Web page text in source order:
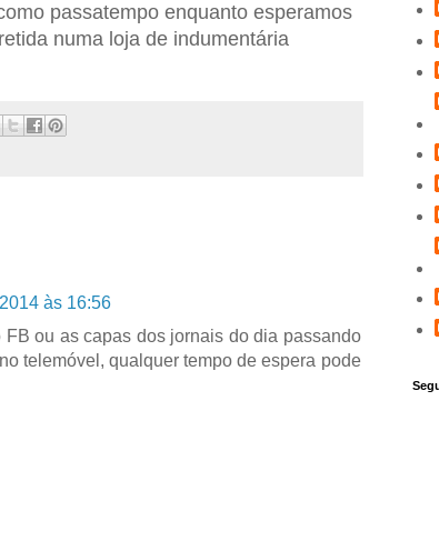
passatempo enquanto esperamos
numa loja de indumentária
às 16:56
ou as capas dos jornais do dia passando
telemóvel, qualquer tempo de espera pode